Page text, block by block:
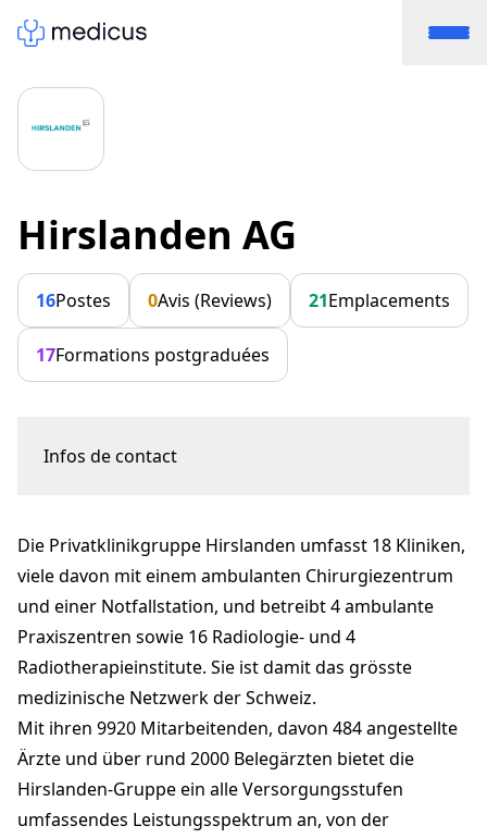
Hirslanden AG
16Postes 0Avis (Reviews) 21Emplacements
17Formations postgraduées
Infos de contact
info@hirslanden.ch
+41 44 388 85 85
Die Privatklinikgruppe Hirslanden umfasst 18 Kliniken,
viele davon mit einem ambulanten Chirurgiezentrum
und einer Notfallstation, und betreibt 4 ambulante
Praxiszentren sowie 16 Radiologie- und 4
Radiotherapieinstitute. Sie ist damit das grösste
medizinische Netzwerk der Schweiz.
Mit ihren 9920 Mitarbeitenden, davon 484 angestellte
Ärzte und über rund 2000 Belegärzten bietet die
Hirslanden-Gruppe ein alle Versorgungsstufen
umfassendes Leistungsspektrum an, von der